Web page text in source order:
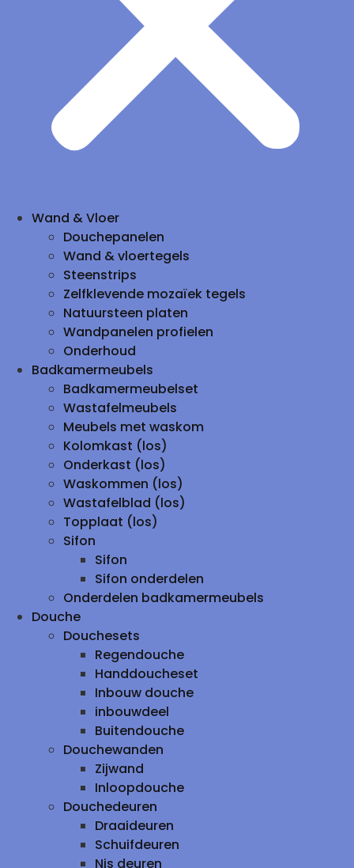
Wand & Vloer
Douchepanelen
Wand & vloertegels
Steenstrips
Zelfklevende mozaïek tegels
Natuursteen platen
Wandpanelen profielen
Onderhoud
Badkamermeubels
Badkamermeubelset
Wastafelmeubels
Meubels met waskom
Kolomkast (los)
Onderkast (los)
Waskommen (los)
Wastafelblad (los)
Topplaat (los)
Sifon
Sifon
Sifon onderdelen
Onderdelen badkamermeubels
Douche
Douchesets
Regendouche
Handdoucheset
Inbouw douche
inbouwdeel
Buitendouche
Douchewanden
Zijwand
Inloopdouche
Douchedeuren
Draaideuren
Schuifdeuren
Nis deuren